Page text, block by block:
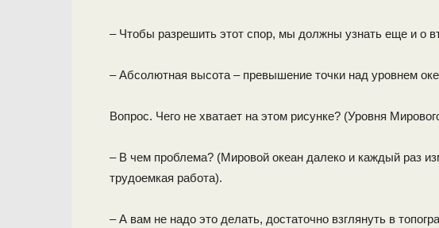
– Чтобы разрешить этот спор, мы должны узнать еще и о
– Абсолютная высота – превышение точки над уровнем
Вопрос. Чего не хватает на этом рисунке? (Уровня
– В чем проблема? (Мировой океан далеко и каждый раз
трудоемкая работа).
– А вам не надо это делать, достаточно взглянуть в